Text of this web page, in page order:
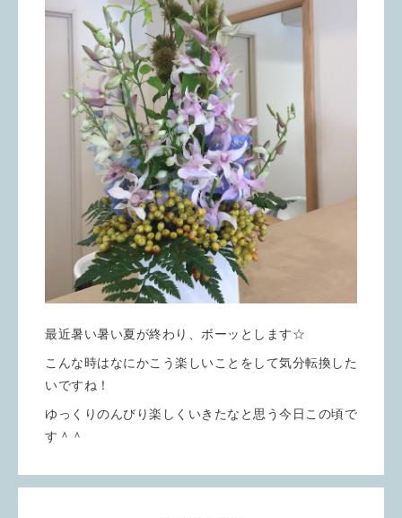
最近暑い暑い夏が終わり、ボーッとします☆
こんな時はなにかこう楽しいことをして気分転換した
いですね！
ゆっくりのんびり楽しくいきたなと思う今日この頃で
す＾＾